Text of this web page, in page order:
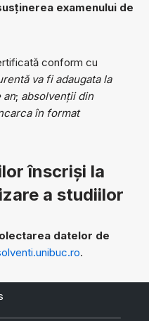
examenului de
conform cu
va fi adaugata la
an; absolvenții din
în format
înscriși la
a studiilor
datelor de
.